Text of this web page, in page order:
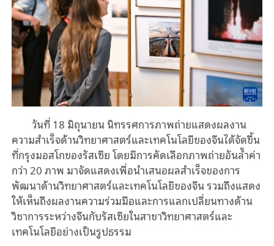
วันที่ 18 มิถุนายน นิทรรศการภาพถ่ายแสดงผลงาน
ความสำเร็จด้านวิทยาศาสตร์และเทคโนโลยีของจีนได้จัดขึ้น
ที่กรุงมอสโกของรัสเซีย โดยมีการคัดเลือกภาพถ่ายอันล้ำค่า
กว่า 20 ภาพ มาจัดแสดงเพื่อนำเสนอผลสำเร็จของการ
พัฒนาด้านวิทยาศาสตร์และเทคโนโลยีของจีน รวมถึงแสดง
ให้เห็นถึงผลงานความร่วมมือและการแลกเปลี่ยนทางด้าน
วิชาการระหว่างจีนกับรัสเซียในสาขาวิทยาศาสตร์และ
เทคโนโลยีอย่างเป็นรูปธรรม